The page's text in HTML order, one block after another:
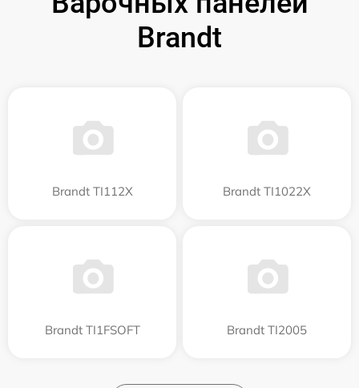
Brandt
Brandt TI112X Brandt TI1022X
Brandt TI1FSOFT Brandt TI2005